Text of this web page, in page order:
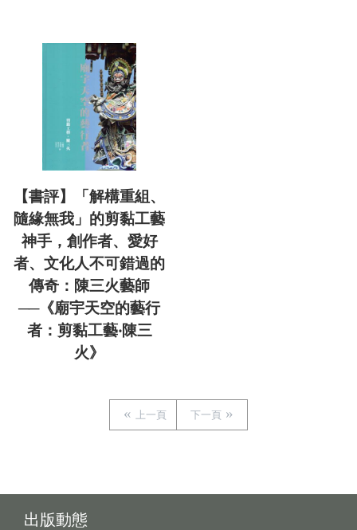
【書評】「解構重組、
隨緣無我」的剪黏工藝
神手，創作者、愛好
者、文化人不可錯過的
傳奇：陳三火藝師
──《廟宇天空的藝行
者：剪黏工藝‧陳三
火》
上一頁 下一頁
出版動態